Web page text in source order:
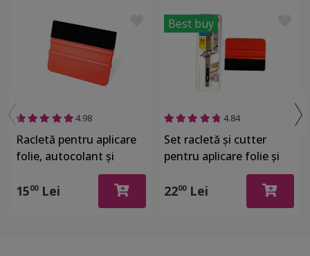
4.98
Racletă pentru aplicare
folie, autocolant şi
stickere, din plastic cu o
latură cu pâslă
1500Lei
Best buy
4.84
Set racletă şi cutter
pentru aplicare folie şi
2200Lei